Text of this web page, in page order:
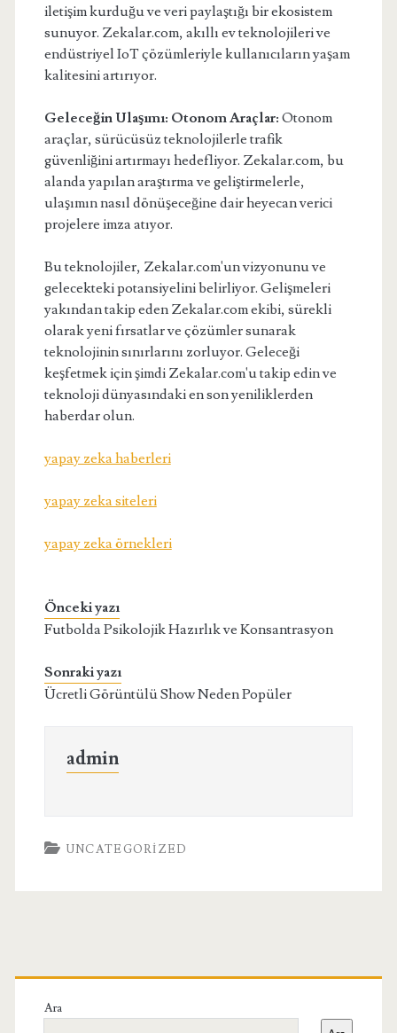
iletişim kurduğu ve veri paylaştığı bir ekosistem
sunuyor. Zekalar.com, akıllı ev teknolojileri ve
endüstriyel IoT çözümleriyle kullanıcıların yaşam
kalitesini artırıyor.
Geleceğin Ulaşımı: Otonom Araçlar: Otonom
araçlar, sürücüsüz teknolojilerle trafik
güvenliğini artırmayı hedefliyor. Zekalar.com, bu
alanda yapılan araştırma ve geliştirmelerle,
ulaşımın nasıl dönüşeceğine dair heyecan verici
projelere imza atıyor.
Bu teknolojiler, Zekalar.com'un vizyonunu ve
gelecekteki potansiyelini belirliyor. Gelişmeleri
yakından takip eden Zekalar.com ekibi, sürekli
olarak yeni fırsatlar ve çözümler sunarak
teknolojinin sınırlarını zorluyor. Geleceği
keşfetmek için şimdi Zekalar.com'u takip edin ve
teknoloji dünyasındaki en son yeniliklerden
haberdar olun.
yapay zeka haberleri
yapay zeka siteleri
yapay zeka örnekleri
Önceki yazı
Futbolda Psikolojik Hazırlık ve Konsantrasyon
Sonraki yazı
Ücretli Görüntülü Show Neden Popüler
admin
UNCATEGORIZED
Birincil
Yan
Ara